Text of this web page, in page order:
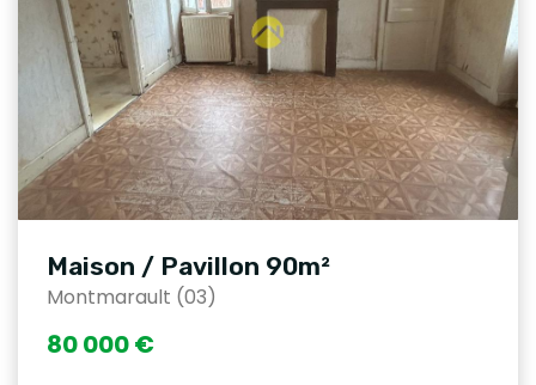
Maison / Pavillon 90m²
Montmarault (03)
80 000 €